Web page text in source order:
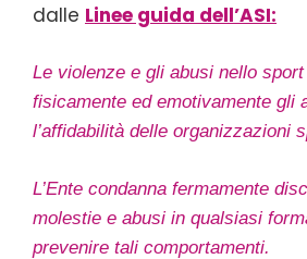
dalle Linee guida dell’ASI:
Le violenze e gli abusi nello
fisicamente ed emotivamente gli
l’affidabilità delle organizzazioni
L’Ente condanna fermamente
molestie e abusi in qualsiasi
prevenire tali comportamenti.